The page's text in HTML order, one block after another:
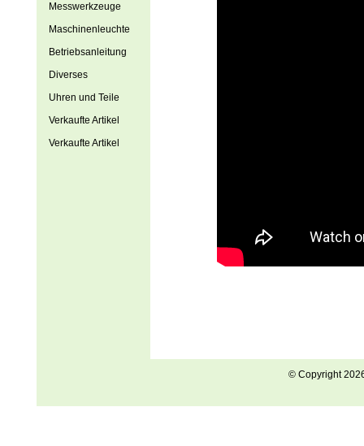
Messwerkzeuge
Maschinenleuchte
Betriebsanleitung
Diverses
Uhren und Teile
Verkaufte Artikel
Verkaufte Artikel
© Copyright